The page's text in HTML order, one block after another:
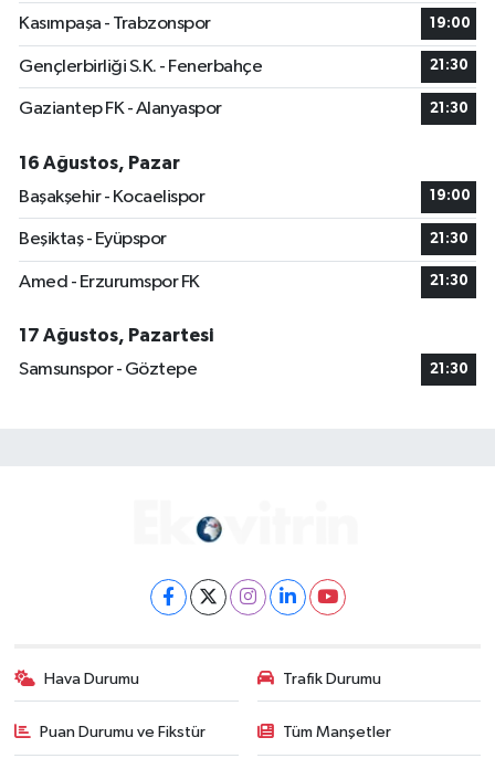
Kasımpaşa - Trabzonspor 19:00
Gençlerbirliği S.K. - Fenerbahçe 21:30
Gaziantep FK - Alanyaspor 21:30
16 Ağustos, Pazar
Başakşehir - Kocaelispor
19:00
Beşiktaş - Eyüpspor 21:30
Amed - Erzurumspor FK 21:30
17 Ağustos, Pazartesi
Samsunspor - Göztepe
21:30
Hava Durumu Trafik Durumu
Puan Durumu ve Fikstür Tüm Manşetler